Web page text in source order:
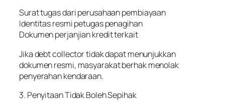
Surat tugas dari perusahaan pembiayaan
Identitas resmi petugas penagihan
Dokumen perjanjian kredit terkait
Jika debt collector tidak dapat menunjukkan
dokumen resmi, masyarakat berhak menolak
penyerahan kendaraan.
3. Penyitaan Tidak Boleh Sepihak